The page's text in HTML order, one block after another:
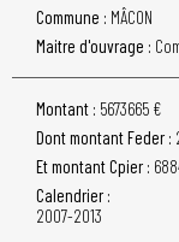
Commune : MÂCON
Maitre d'ouvrage :
Montant : 5673665 €
Dont montant Feder :
Et montant Cpier :
Calendrier :
2007-2013